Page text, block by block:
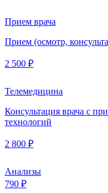
Прием врача
Прием (осмотр,
2 500 ₽
Телемедицина
Консультация врача с
технологий
2 800 ₽
Анализы
790 ₽